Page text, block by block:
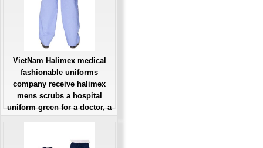
VietNam Halimex medical
fashionable uniforms
company receive halimex
mens scrubs a hospital
uniform green for a doctor, a
Giá: Liên Hệ